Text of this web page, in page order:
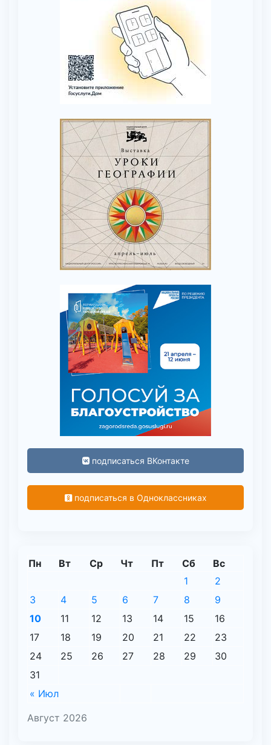
подписаться ВКонтакте
подписаться в Одноклассниках
Август 2026
Пн Вт Ср Чт Пт Сб Вс
« Июл
1
2
3
4 5 6 7 8
9
10
11 12 13 14 15
16
17
18 19 20 21 22
23
24
25 26 27 28 29
30
31